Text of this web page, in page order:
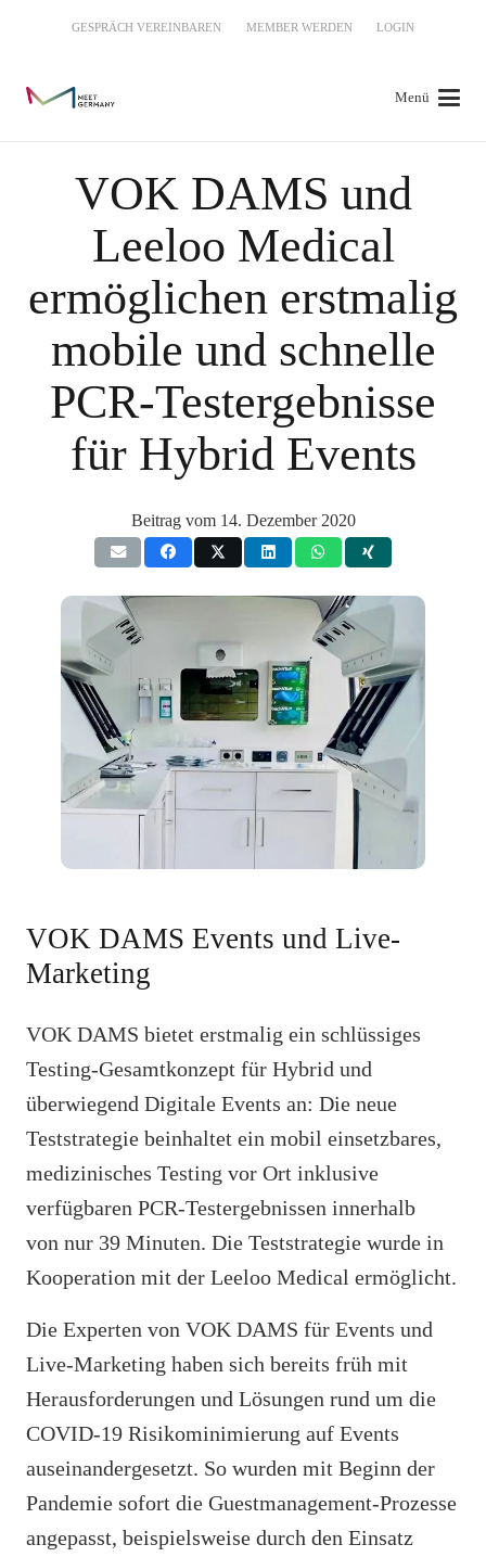
GESPRÄCH VEREINBAREN MEMBER WERDEN LOGIN
Menü
VOK DAMS und
Leeloo Medical
ermöglichen erstmalig
mobile und schnelle
PCR-Testergebnisse
für Hybrid Events
Beitrag vom 14. Dezember 2020
VOK DAMS Events und Live-
Marketing
VOK DAMS bietet erstmalig ein schlüssiges
Testing-Gesamtkonzept für Hybrid und
überwiegend Digitale Events an: Die neue
Teststrategie beinhaltet ein mobil einsetzbares,
medizinisches Testing vor Ort inklusive
verfügbaren PCR-Testergebnissen innerhalb
von nur 39 Minuten. Die Teststrategie wurde in
Kooperation mit der Leeloo Medical ermöglicht.
Die Experten von VOK DAMS für Events und
Live-Marketing haben sich bereits früh mit
Herausforderungen und Lösungen rund um die
COVID-19 Risikominimierung auf Events
auseinandergesetzt. So wurden mit Beginn der
Pandemie sofort die Guestmanagement-Prozesse
angepasst, beispielsweise durch den Einsatz